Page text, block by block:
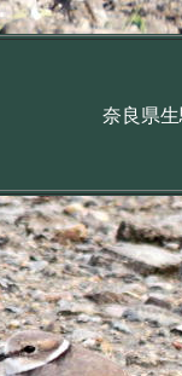
奈良県